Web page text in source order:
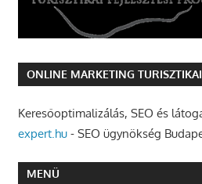
ONLINE MARKETING
Keresőoptimalizálás, SEO és
expert.hu- SEO ügynökség
MENÜ